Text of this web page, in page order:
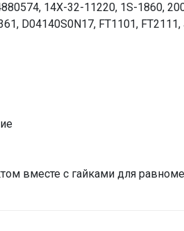
14X-32-11220, 1S-1860,
D04140S0N17, FT1101,
вместе с гайками для